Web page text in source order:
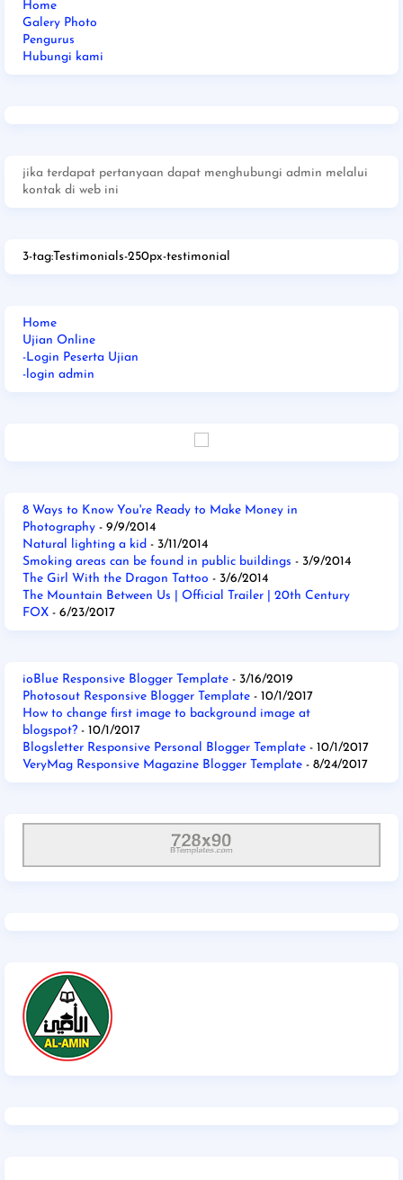
Home
Galery Photo
Pengurus
Hubungi kami
jika terdapat pertanyaan dapat menghubungi admin melalui
kontak di web ini
3-tag:Testimonials-250px-testimonial
Home
Ujian Online
-Login Peserta Ujian
-login admin
8 Ways to Know You're Ready to Make Money in
Photography - 9/9/2014
Natural lighting a kid - 3/11/2014
Smoking areas can be found in public buildings - 3/9/2014
The Girl With the Dragon Tattoo - 3/6/2014
The Mountain Between Us | Official Trailer | 20th Century
FOX - 6/23/2017
ioBlue Responsive Blogger Template - 3/16/2019
Photosout Responsive Blogger Template - 10/1/2017
How to change first image to background image at
blogspot? - 10/1/2017
Blogsletter Responsive Personal Blogger Template - 10/1/2017
VeryMag Responsive Magazine Blogger Template - 8/24/2017